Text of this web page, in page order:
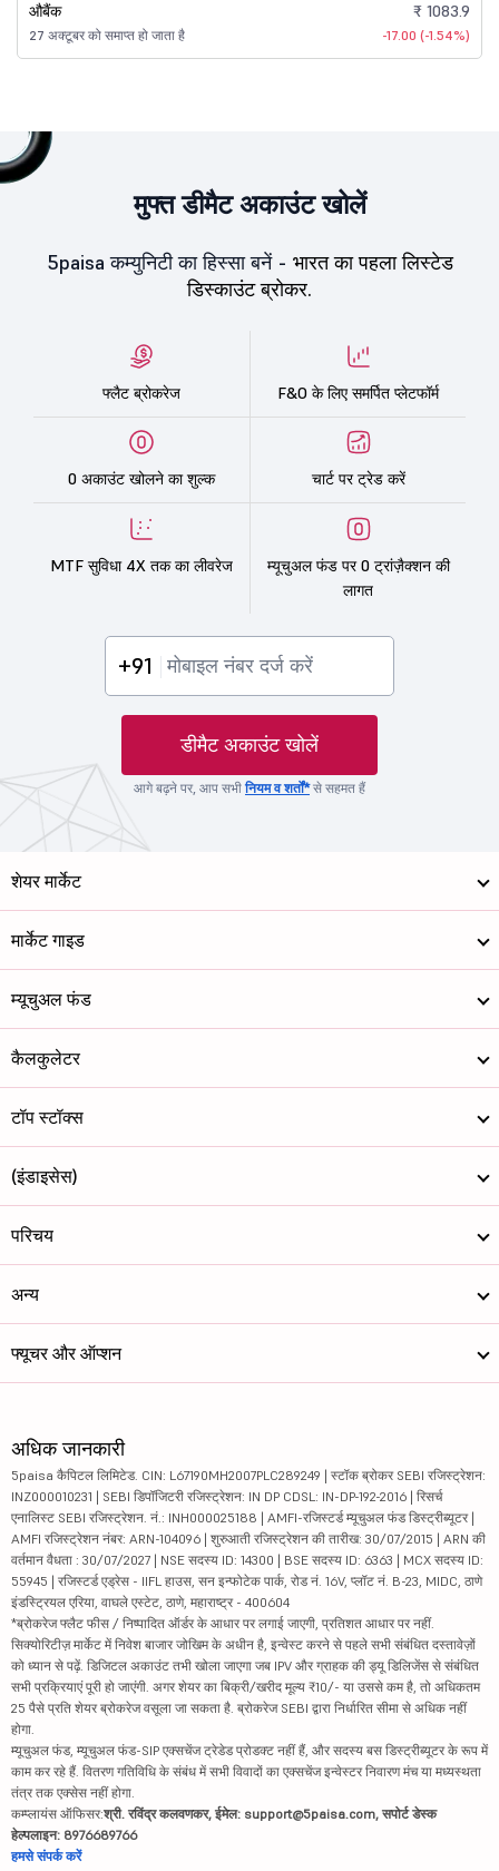
औबैंक
27 अक्टूबर को समाप्त हो जाता है
₹ 1083.9
-17.00 (-1.54%)
मुफ्त डीमैट अकाउंट खोलें
5paisa कम्युनिटी का हिस्सा बनें - भारत का पहला लिस्टेड
डिस्काउंट ब्रोकर.
फ्लैट ब्रोकरेज F&O के लिए समर्पित प्लेटफॉर्म
0 अकाउंट खोलने का शुल्क चार्ट पर ट्रेड करें
MTF सुविधा 4X तक का लीवरेज
म्यूचुअल फंड पर 0 ट्रांज़ैक्शन की
लागत
+91
डीमैट अकाउंट खोलें
आगे बढ़ने पर, आप सभीनियम व शर्तों*से सहमत हैं
शेयर मार्केट
मार्केट गाइड
म्यूचुअल फंड
कैलकुलेटर
टॉप स्टॉक्स
(इंडाइसेस)
परिचय
अन्य
फ्यूचर और ऑप्शन
अधिक जानकारी
5paisa कैपिटल लिमिटेड. CIN: L67190MH2007PLC289249 | स्टॉक ब्रोकर SEBI रजिस्ट्रेशन:
INZ000010231 | SEBI डिपॉजिटरी रजिस्ट्रेशन: IN DP CDSL: IN-DP-192-2016 | रिसर्च
एनालिस्ट SEBI रजिस्ट्रेशन. नं.: INH000025188 | AMFI-रजिस्टर्ड म्यूचुअल फंड डिस्ट्रीब्यूटर |
AMFI रजिस्ट्रेशन नंबर: ARN-104096 | शुरुआती रजिस्ट्रेशन की तारीख: 30/07/2015 | ARN की
वर्तमान वैधता : 30/07/2027 | NSE सदस्य ID: 14300 | BSE सदस्य ID: 6363 | MCX सदस्य ID:
55945 | रजिस्टर्ड एड्रेस - IIFL हाउस, सन इन्फोटेक पार्क, रोड नं. 16V, प्लॉट नं. B-23, MIDC, ठाणे
इंडस्ट्रियल एरिया, वाघले एस्टेट, ठाणे, महाराष्ट्र - 400604
*ब्रोकरेज फ्लैट फीस / निष्पादित ऑर्डर के आधार पर लगाई जाएगी, प्रतिशत आधार पर नहीं.
सिक्योरिटीज़ मार्केट में निवेश बाजार जोखिम के अधीन है, इन्वेस्ट करने से पहले सभी संबंधित दस्तावेज़ों
को ध्यान से पढ़ें. डिजिटल अकाउंट तभी खोला जाएगा जब IPV और ग्राहक की ड्यू डिलिजेंस से संबंधित
सभी प्रक्रियाएं पूरी हो जाएंगी. अगर शेयर का बिक्री/खरीद मूल्य ₹10/- या उससे कम है, तो अधिकतम
25 पैसे प्रति शेयर ब्रोकरेज वसूला जा सकता है. ब्रोकरेज SEBI द्वारा निर्धारित सीमा से अधिक नहीं
होगा.
म्यूचुअल फंड, म्यूचुअल फंड-SIP एक्सचेंज ट्रेडेड प्रोडक्ट नहीं हैं, और सदस्य बस डिस्ट्रीब्यूटर के रूप में
काम कर रहे हैं. वितरण गतिविधि के संबंध में सभी विवादों का एक्सचेंज इन्वेस्टर निवारण मंच या मध्यस्थता
तंत्र तक एक्सेस नहीं होगा.
कम्प्लायंस ऑफिसर:श्री. रविंद्र कलवणकर, ईमेल: support@5paisa.com, सपोर्ट डेस्क
हेल्पलाइन: 8976689766
हमसे संपर्क करें